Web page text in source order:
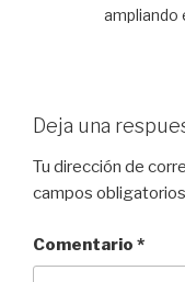
ampliando
Deja una
Tu dirección de
campos
Comentario *